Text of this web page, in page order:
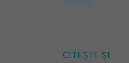
CITEȘTE ȘI